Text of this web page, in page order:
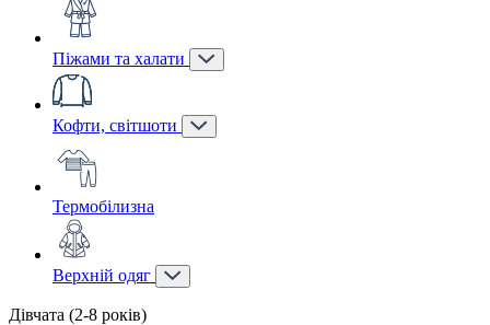
Піжами та халати
Кофти, світшоти
Термобілизна
Верхній одяг
Дівчата (2-8 років)